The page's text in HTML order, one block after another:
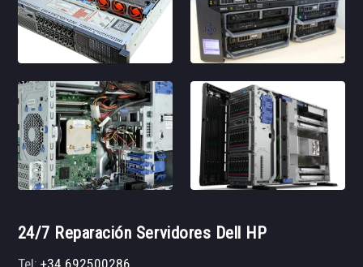
24/7 Reparación Servidores Dell HP
Tel:+34 692500286